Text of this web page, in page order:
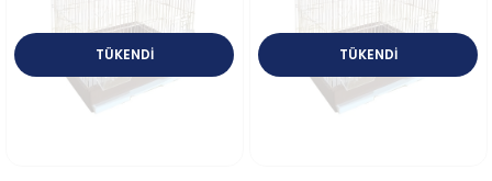
TÜKENDI TÜKENDI